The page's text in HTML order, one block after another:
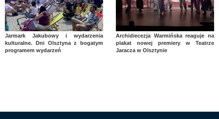
Jarmark Jakubowy i wydarzenia
kulturalne. Dni Olsztyna z bogatym
programem wydarzeń
Archidiecezja Warmińska reaguje na
plakat nowej premiery w Teatrze
Jaracza w Olsztynie